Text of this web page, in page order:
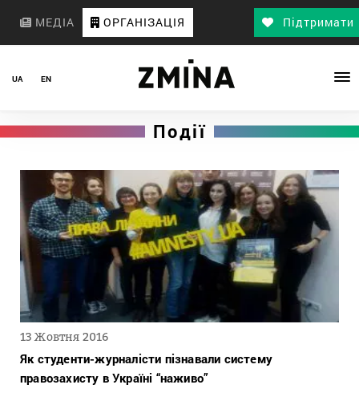
МЕДІА ОРГАНІЗАЦІЯ Підтримати
UA EN
Події
13 Жовтня 2016
Як студенти-журналісти пізнавали систему
правозахисту в Україні “наживо”